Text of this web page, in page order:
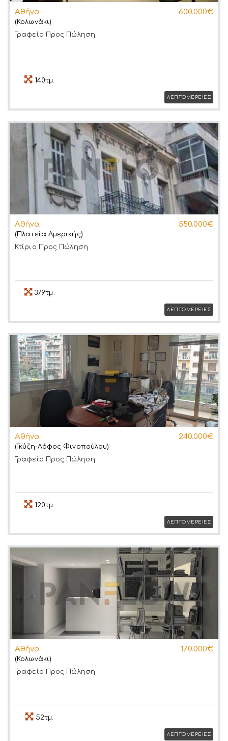
Αθήνα 600.000€
(Κολωνάκι)
Γραφείο Προς Πώληση
140τμ.
ΛΕΠΤΟΜΕΡΕΙΕΣ
Αθήνα 550.000€
(Πλατεία Αμερικής)
Κτίριο Προς Πώληση
379τμ.
ΛΕΠΤΟΜΕΡΕΙΕΣ
Αθήνα 240.000€
(Γκύζη-Λόφος Φινοπούλου)
Γραφείο Προς Πώληση
120τμ.
ΛΕΠΤΟΜΕΡΕΙΕΣ
Αθήνα 170.000€
(Κολωνάκι)
Γραφείο Προς Πώληση
52τμ.
ΛΕΠΤΟΜΕΡΕΙΕΣ